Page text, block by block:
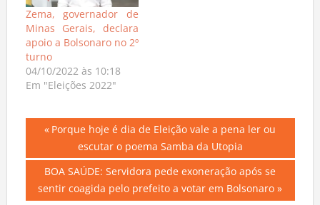
Zema, governador de
Minas Gerais, declara
apoio a Bolsonaro no 2º
turno
04/10/2022 às 10:18
Em "Eleições 2022"
Navegação
de
Post
Previous
Porque hoje é dia de Eleição vale a pena ler ou
escutar o poema Samba da Utopia
Next
Post:
BOA SAÚDE: Servidora pede exoneração após se
sentir coagida pelo prefeito a votar em Bolsonaro